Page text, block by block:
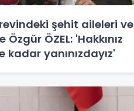
şehit aileleri ve
Özgür ÖZEL: 'Hakkınız
kadar yanınızdayız'